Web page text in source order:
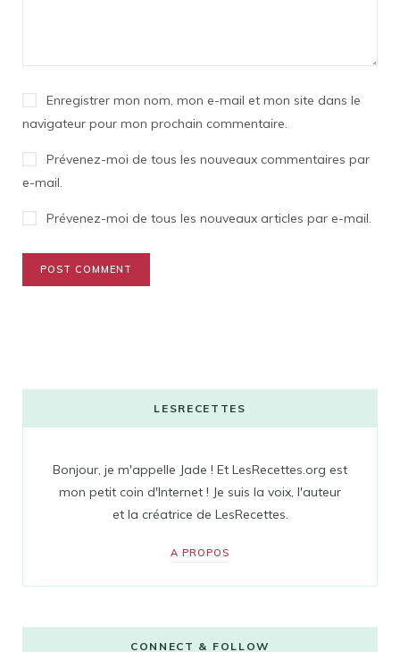
Enregistrer mon nom, mon e-mail et mon site dans le
navigateur pour mon prochain commentaire.
Prévenez-moi de tous les nouveaux commentaires par
e-mail.
Prévenez-moi de tous les nouveaux articles par e-mail.
LESRECETTES
Bonjour, je m'appelle Jade ! Et LesRecettes.org est
mon petit coin d'Internet ! Je suis la voix, l'auteur
et la créatrice de LesRecettes.
A PROPOS
CONNECT & FOLLOW